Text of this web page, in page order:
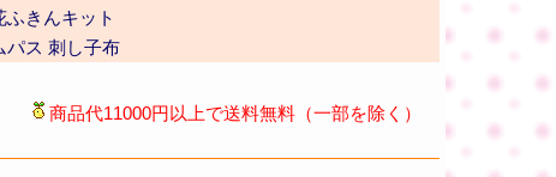
ふきんキット
パス 刺し子布
商品代11000円以上で送料無料（一部を除く）